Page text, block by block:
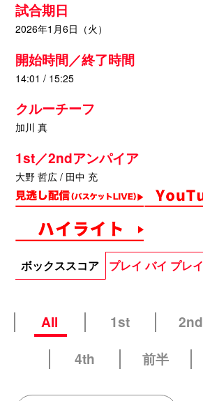
試合期日
2026年1月6日（火）
開始時間／終了時間
14:01 / 15:25
クルーチーフ
加川 真
1st／2ndアンパイア
大野 哲広 / 田中 充
ボックススコア プレイ バイ プレイ
All 1st 2nd
4th
前半